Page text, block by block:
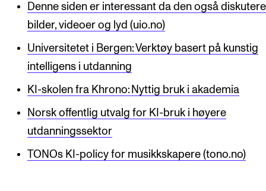
Denne siden er interessant da den også
bilder, videoer og lyd (uio.no)
Universitetet i Bergen: Verktøy basert på kunstig
intelligens i utdanning
KI-skolen fra Khrono: Nyttig bruk i akademia
Norsk offentlig utvalg for KI-bruk i høyere
utdanningssektor
TONOs KI-policy for musikkskapere (tono.no)